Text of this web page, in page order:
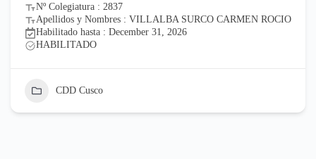
Nº Colegiatura : 2837
Apellidos y Nombres : VILLALBA SURCO CARMEN ROCIO
Habilitado hasta : December 31, 2026
HABILITADO
CDD Cusco